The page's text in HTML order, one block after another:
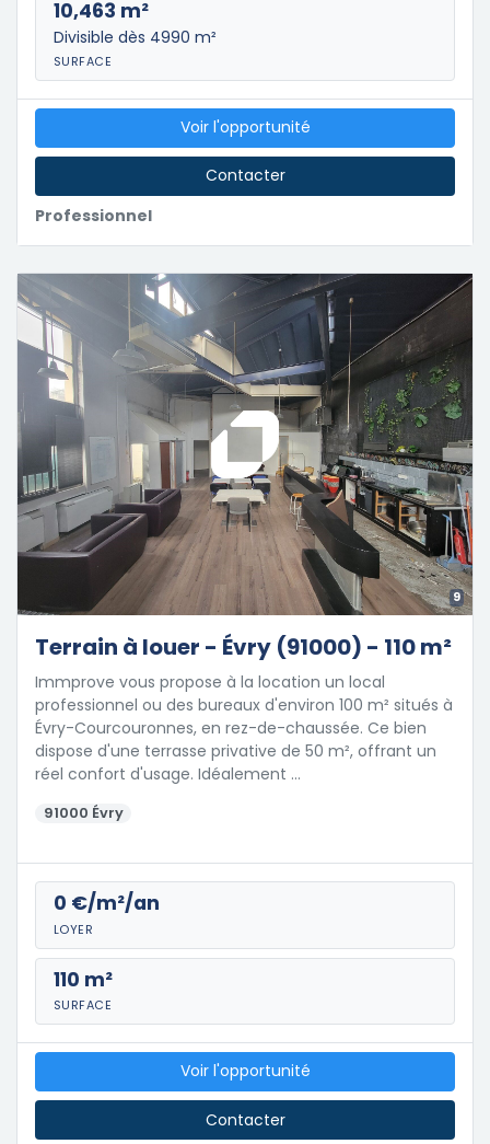
10,463 m²
Divisible dès 4990 m²
SURFACE
Professionnel
Voir l'opportunité
Contacter
9
Terrain à louer - Évry (91000) - 110 m²
Immprove vous propose à la location un local
professionnel ou des bureaux d'environ 100 m² situés à
Évry-Courcouronnes, en rez-de-chaussée. Ce bien
dispose d'une terrasse privative de 50 m², offrant un
réel confort d'usage. Idéalement …
91000 Évry
0 €/m²/an
LOYER
110 m²
SURFACE
Voir l'opportunité
Contacter